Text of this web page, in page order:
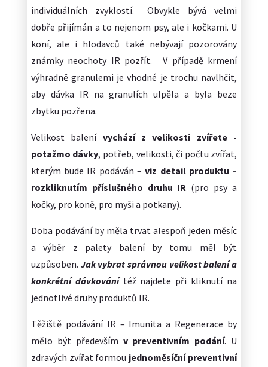
individuálních zvyklostí. Obvykle bývá velmi
dobře přijímán a to nejenom psy, ale i kočkami. U
koní, ale i hlodavců také nebývají pozorovány
známky neochoty IR pozřít. V případě krmení
výhradně granulemi je vhodné je trochu navlhčit,
aby dávka IR na granulích ulpěla a byla beze
zbytku pozřena.
Velikost balení vychází z velikosti zvířete -
potažmo dávky, potřeb, velikosti, či počtu zvířat,
kterým bude IR podáván –viz detail produktu –
rozkliknutím příslušného druhu IR (pro psy a
kočky, pro koně, pro myši a potkany).
Doba podávání by měla trvat alespoň jeden měsíc
a výběr z palety balení by tomu měl být
uzpůsoben. Jak vybrat správnou velikost balení a
konkrétní dávkovánítéž najdete při kliknutí na
jednotlivé druhy produktů IR.
Těžiště podávání IR – Imunita a Regenerace by
mělo být především v preventivním podání. U
zdravých zvířat formou jednoměsíční preventivní